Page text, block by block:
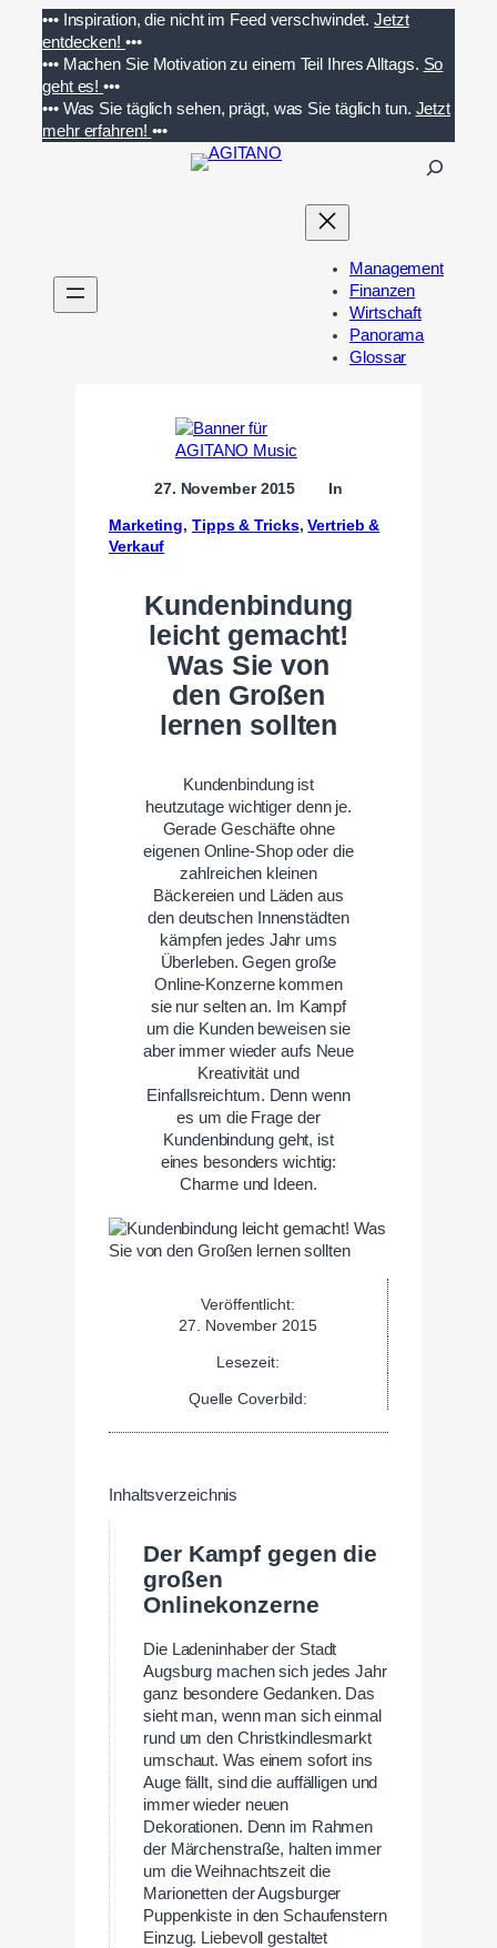
Inhalt
springen
••• Inspiration, die nicht im Feed verschwindet. Jetzt
entdecken! •••
••• Machen Sie Motivation zu einem Teil Ihres Alltags. So
geht es!•••
••• Was Sie täglich sehen, prägt, was Sie täglich tun. Jetzt
mehr erfahren! •••
n
Management
Finanzen
Wirtschaft
Panorama
Glossar
27. November 2015 In
Marketing, Tipps & Tricks, Vertrieb &
Verkauf
Kundenbindung
leicht gemacht!
Was Sie von
den Großen
lernen sollten
Kundenbindung ist
heutzutage wichtiger denn je.
Gerade Geschäfte ohne
eigenen Online-Shop oder die
zahlreichen kleinen
Bäckereien und Läden aus
den deutschen Innenstädten
kämpfen jedes Jahr ums
Überleben. Gegen große
Online-Konzerne kommen
sie nur selten an. Im Kampf
um die Kunden beweisen sie
aber immer wieder aufs Neue
Kreativität und
Einfallsreichtum. Denn wenn
es um die Frage der
Kundenbindung geht, ist
eines besonders wichtig:
Charme und Ideen.
Veröffentlicht:
27. November 2015
Lesezeit:
Quelle Coverbild:
Inhaltsverzeichnis
Der Kampf gegen die
großen
Onlinekonzerne
Die Ladeninhaber der Stadt
Augsburg machen sich jedes Jahr
ganz besondere Gedanken. Das
sieht man, wenn man sich einmal
rund um den Christkindlesmarkt
umschaut. Was einem sofort ins
Auge fällt, sind die auffälligen und
immer wieder neuen
Dekorationen. Denn im Rahmen
der Märchenstraße, halten immer
um die Weihnachtszeit die
Marionetten der Augsburger
Puppenkiste in den Schaufenstern
Einzug. Liebevoll gestaltet